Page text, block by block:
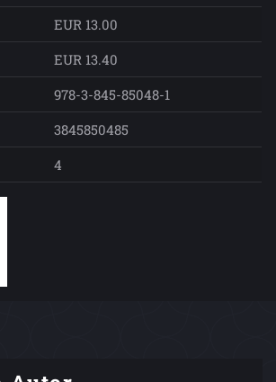
EUR 13.00
EUR 13.40
978-3-845-85048-1
3845850485
4